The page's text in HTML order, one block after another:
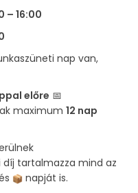
– 16:00
nap van,
előre 📅
maximum 12 nap
tartalmazza mind az
napját is.